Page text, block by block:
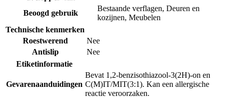
Beoogd gebruik
Bestaande verflagen, Deuren en
kozijnen, Meubelen
Technische kenmerken
Roestwerend
Nee
Antislip
Nee
Etiketinformatie
Gevarenaanduidingen
Bevat 1,2-benzisothiazool-3(2H)-on en
C(M)IT/MIT(3:1). Kan een allergische
reactie veroorzaken.